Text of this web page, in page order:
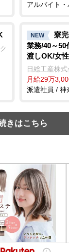
アルバイト
NEW
寮
業務/40～50
渡しOK/女
日総工産株式
月給29万
派遣社員 / 神
きはこちら